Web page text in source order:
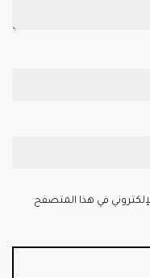
في هذا المتصفح